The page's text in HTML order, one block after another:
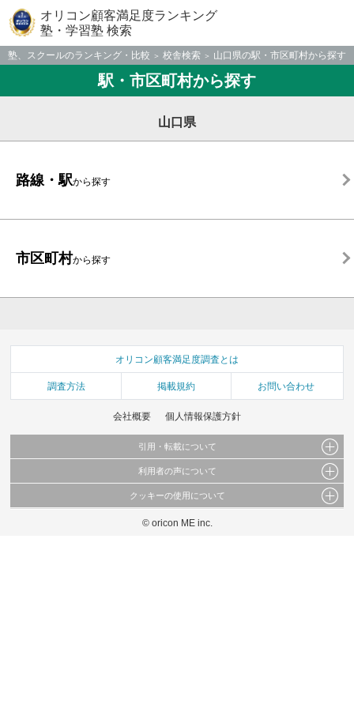
オリコン顧客満足度ランキング
塾・学習塾 検索
塾、スクールのランキング・比較 校舎検索 山口県の駅・市区町村から探す
駅・市区町村から探す
山口県
路線・駅から探す
市区町村から探す
オリコン顧客満足度調査とは
調査方法 掲載規約 お問い合わせ
会社概要 個人情報保護方針
引用・転載について
当サイトで公開されている情報（文字、写真、イラスト、画像データ等）及びこれらの配
これらの情報を権利者の許可なく無断転載・複製などの二次利用を行うことは固く禁じて
利用者の声について
当サイトに掲載している内容はすべてサービスの利用者が提出された見解・感想です。
弊社の見解・ 意見ではないことをご理解いただいた上でご覧ください。
クッキーの使用について
このサイトでは Cookie を使用して、ユーザーに合わせたコンテンツや広告の表示、ソー
© oricon ME inc.